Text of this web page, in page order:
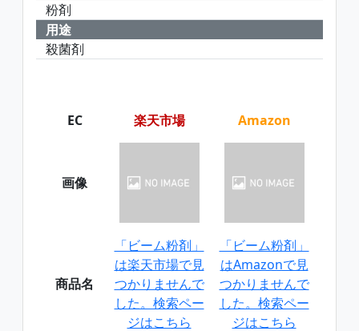
粉剤
用途
殺菌剤
EC 楽天市場 Amazon
画像
商品名
「ビーム粉剤」
は楽天市場で見
つかりませんで
した。検索ペー
ジはこちら
「ビーム粉剤」
はAmazonで見
つかりませんで
した。検索ペー
ジはこちら